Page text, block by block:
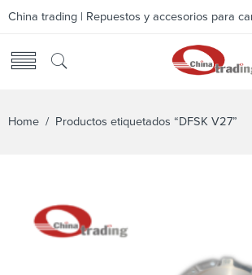
China trading | Repuestos y accesorios para
Home / Productos etiquetados “DFSK V27”